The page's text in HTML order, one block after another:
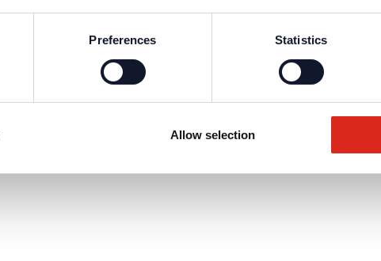
Preferences Statistics
Allow selection